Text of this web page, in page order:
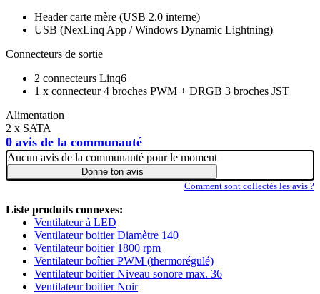
0 avis de la communauté
Header carte mère (USB 2.0 interne)
USB (NexLinq App / Windows Dynamic Lightning)
Connecteurs de sortie
2 connecteurs Linq6
1 x connecteur 4 broches PWM + DRGB 3 broches JST
Alimentation
2 x SATA
Aucun avis de la communauté pour le moment
Donne ton avis
Comment sont collectés les avis ?
Liste produits connexes:
Ventilateur à LED
Ventilateur boitier Diamètre 140
Ventilateur boitier 1800 rpm
Ventilateur boîtier PWM (thermorégulé)
Ventilateur boitier Niveau sonore max. 36
Ventilateur boitier Noir